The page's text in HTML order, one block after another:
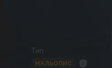
Тип
МАЛЬОПИС